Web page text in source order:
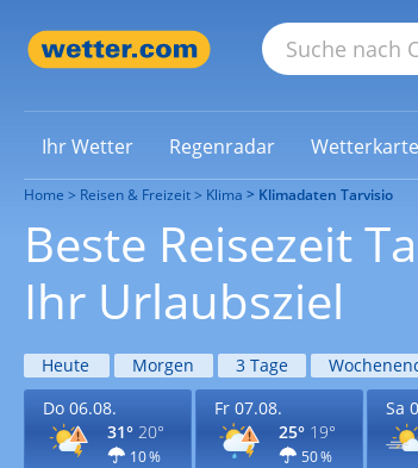
Ihr Wetter Regenradar
Home Reisen & Freizeit Klima Klimadaten Tarvisio
Beste Reisezeit
Ihr Urlaubsziel
Heute Morgen 3 Tage
Do 06.08.
31° 20°
10 %
Fr 07.08.
25° 19°
50 %
Sa